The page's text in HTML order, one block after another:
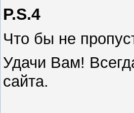
P.S.4
Что бы не
Удачи Вам!
сайта.